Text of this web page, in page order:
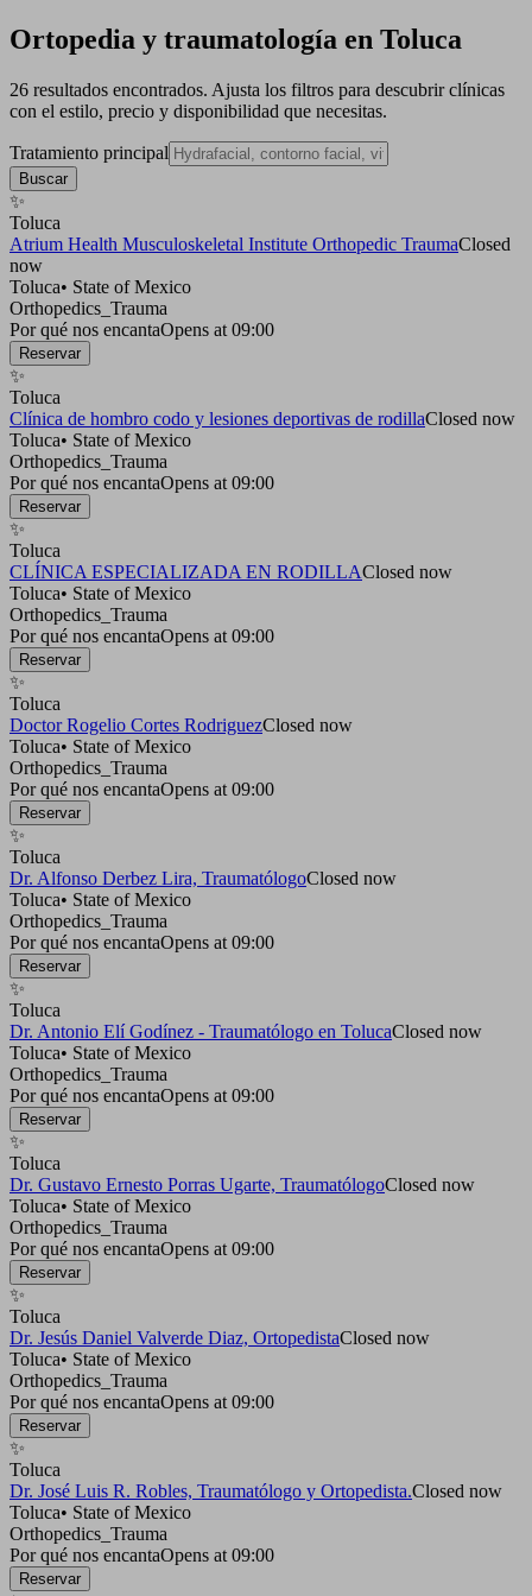
Ortopedia y traumatología en Toluca
26 resultados encontrados. Ajusta los filtros para descubrir clínicas
con el estilo, precio y disponibilidad que necesitas.
Tratamiento principal
Buscar
✨
Toluca
Atrium Health Musculoskeletal Institute Orthopedic TraumaClosed
now
Toluca• State of Mexico
Orthopedics_Trauma
Por qué nos encantaOpens at 09:00
Reservar
✨
Toluca
Clínica de hombro codo y lesiones deportivas de rodillaClosed now
Toluca• State of Mexico
Orthopedics_Trauma
Por qué nos encantaOpens at 09:00
Reservar
✨
Toluca
CLÍNICA ESPECIALIZADA EN RODILLAClosed now
Toluca• State of Mexico
Orthopedics_Trauma
Por qué nos encantaOpens at 09:00
Reservar
✨
Toluca
Doctor Rogelio Cortes RodriguezClosed now
Toluca• State of Mexico
Orthopedics_Trauma
Por qué nos encantaOpens at 09:00
Reservar
✨
Toluca
Dr. Alfonso Derbez Lira, TraumatólogoClosed now
Toluca• State of Mexico
Orthopedics_Trauma
Por qué nos encantaOpens at 09:00
Reservar
✨
Toluca
Dr. Antonio Elí Godínez - Traumatólogo en TolucaClosed now
Toluca• State of Mexico
Orthopedics_Trauma
Por qué nos encantaOpens at 09:00
Reservar
✨
Toluca
Dr. Gustavo Ernesto Porras Ugarte, TraumatólogoClosed now
Toluca• State of Mexico
Orthopedics_Trauma
Por qué nos encantaOpens at 09:00
Reservar
✨
Toluca
Dr. Jesús Daniel Valverde Diaz, OrtopedistaClosed now
Toluca• State of Mexico
Orthopedics_Trauma
Por qué nos encantaOpens at 09:00
Reservar
✨
Toluca
Dr. José Luis R. Robles, Traumatólogo y Ortopedista.Closed now
Toluca• State of Mexico
Orthopedics_Trauma
Por qué nos encantaOpens at 09:00
Reservar